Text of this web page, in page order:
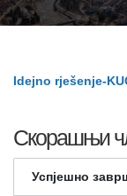
Idejno rješenje-
Скорашњи
Успјешно